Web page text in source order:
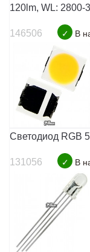
120lm, WL: 2800-
146506 ✓ В
Светодиод RGB
131056 ✓ В